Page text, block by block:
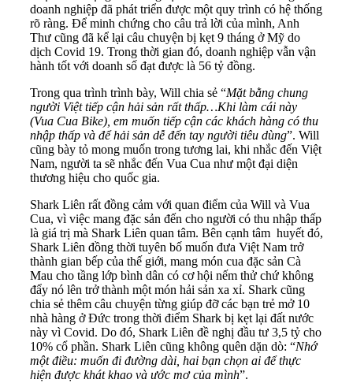
doanh nghiệp đã phát triển được một quy trình có hệ thống
rõ ràng. Để minh chứng cho câu trả lời của mình, Anh
Thư cũng đã kể lại câu chuyện bị kẹt 9 tháng ở Mỹ do
dịch Covid 19. Trong thời gian đó, doanh nghiệp vẫn vận
hành tốt với doanh số đạt được là 56 tỷ đồng.
Trong qua trình trình bày, Will chia sẻ “Mặt bằng chung
người Việt tiếp cận hải sản rất thấp…Khi làm cái này
(Vua Cua Bike), em muốn tiếp cận các khách hàng có thu
nhập thấp và để hải sản dễ đến tay người tiêu dùng”. Will
cũng bày tỏ mong muốn trong tương lai, khi nhắc đến Việt
Nam, người ta sẽ nhắc đến Vua Cua như một đại diện
thương hiệu cho quốc gia.
Shark Liên rất đồng cảm với quan điểm của Will và Vua
Cua, vì việc mang đặc sản đến cho người có thu nhập thấp
là giá trị mà Shark Liên quan tâm. Bên cạnh tâm huyết đó,
Shark Liên đồng thời tuyên bố muốn đưa Việt Nam trở
thành gian bếp của thế giới, mang món cua đặc sản Cà
Mau cho tầng lớp bình dân có cơ hội nếm thử chứ không
đẩy nó lên trở thành một món hải sản xa xỉ. Shark cũng
chia sẻ thêm câu chuyện từng giúp đỡ các bạn trẻ mở 10
nhà hàng ở Đức trong thời điểm Shark bị kẹt lại đất nước
này vì Covid. Do đó, Shark Liên đề nghị đầu tư 3,5 tỷ cho
10% cổ phần. Shark Liên cũng không quên dặn dò: “Nhớ
một điều: muốn đi đường dài, hai bạn chọn ai để thực
hiện được khát khao và ước mơ của mình”.